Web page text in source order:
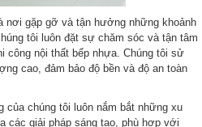
nơi gặp gỡ và tận hưởng những khoảnh
tôi luôn đặt sự chăm sóc và tận tâm
công nội thất bếp nhựa. Chúng tôi sử
cao, đảm bảo độ bền và độ an toàn
của chúng tôi luôn nắm bắt những xu
các giải pháp sáng tạo, phù hợp với